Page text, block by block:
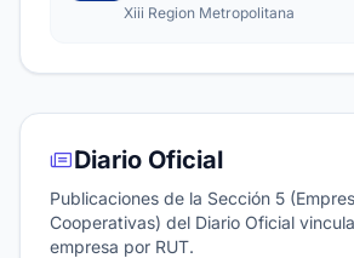
Xiii Region Metropolitana
Diario Oficial
Publicaciones de la Sección 5
Cooperativas) del Diario Oficial
empresa por RUT.